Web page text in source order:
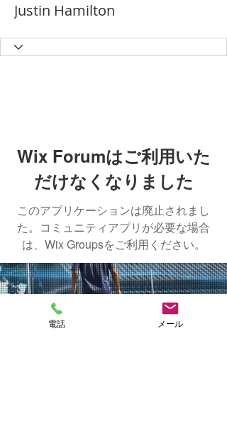
Justin Hamilton
Wix Forumはご利用いた
だけなくなりました
このアプリケーションは廃止されまし
た。コミュニティアプリが必要な場合
は、Wix Groupsをご利用ください。
NAKASHIMA
電話 メール